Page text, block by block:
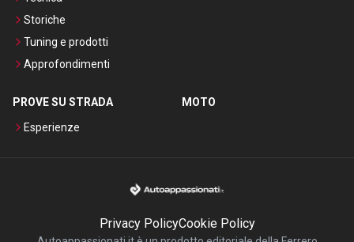
Storiche
Tuning e prodotti
Approfondimenti
PROVE SU STRADA
Esperienze
MOTO
Privacy PolicyCookie Policy